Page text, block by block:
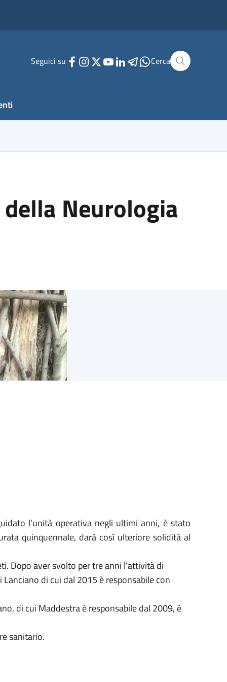
Seguici su Cerca
Neurologia
l’unità operativa negli ultimi anni, è stato
quinquennale, darà così ulteriore solidità al
Dopo aver svolto per tre anni l’attività di
di cui dal 2015 è responsabile con
di cui Maddestra è responsabile dal 2009, è
sanitario.